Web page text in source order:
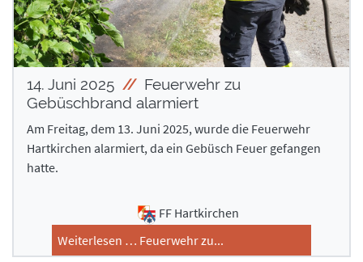
14. Juni 2025
Feuerwehr zu
Gebüschbrand alarmiert
Am Freitag, dem 13. Juni 2025, wurde die Feuerwehr
Hartkirchen alarmiert, da ein Gebüsch Feuer gefangen
hatte.
FF Hartkirchen
Weiterlesen … Feuerwehr zu...